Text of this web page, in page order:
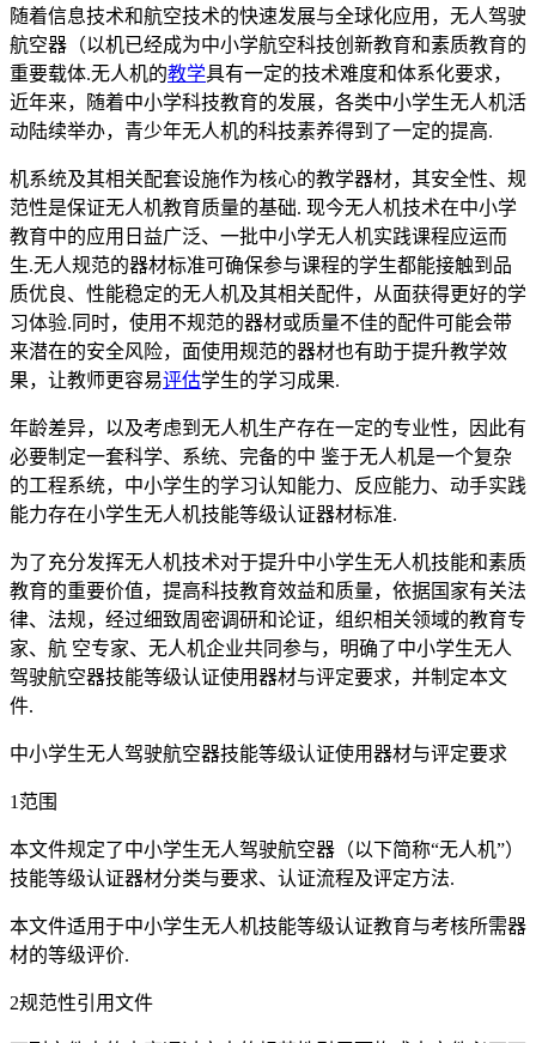
随着信息技术和航空技术的快速发展与全球化应用，无人驾驶
航空器（以机已经成为中小学航空科技创新教育和素质教育的
重要载体.无人机的教学具有一定的技术难度和体系化要求，
近年来，随着中小学科技教育的发展，各类中小学生无人机活
动陆续举办，青少年无人机的科技素养得到了一定的提高.
机系统及其相关配套设施作为核心的教学器材，其安全性、规
范性是保证无人机教育质量的基础. 现今无人机技术在中小学
教育中的应用日益广泛、一批中小学无人机实践课程应运而
生.无人规范的器材标准可确保参与课程的学生都能接触到品
质优良、性能稳定的无人机及其相关配件，从面获得更好的学
习体验.同时，使用不规范的器材或质量不佳的配件可能会带
来潜在的安全风险，面使用规范的器材也有助于提升教学效
果，让教师更容易评估学生的学习成果.
年龄差异，以及考虑到无人机生产存在一定的专业性，因此有
必要制定一套科学、系统、完备的中 鉴于无人机是一个复杂
的工程系统，中小学生的学习认知能力、反应能力、动手实践
能力存在小学生无人机技能等级认证器材标准.
为了充分发挥无人机技术对于提升中小学生无人机技能和素质
教育的重要价值，提高科技教育效益和质量，依据国家有关法
律、法规，经过细致周密调研和论证，组织相关领域的教育专
家、航 空专家、无人机企业共同参与，明确了中小学生无人
驾驶航空器技能等级认证使用器材与评定要求，并制定本文
件.
中小学生无人驾驶航空器技能等级认证使用器材与评定要求
1范围
本文件规定了中小学生无人驾驶航空器（以下简称“无人机”）
技能等级认证器材分类与要求、认证流程及评定方法.
本文件适用于中小学生无人机技能等级认证教育与考核所需器
材的等级评价.
2规范性引用文件